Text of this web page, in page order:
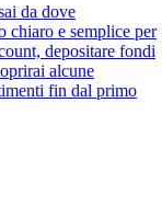
da dove
chiaro e semplice per
depositare fondi
alcune
fin dal primo